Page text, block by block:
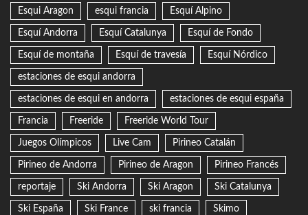
Esqui Aragon esqui francia Esquí Alpino
Esquí Andorra Esquí Catalunya Esquí de Fondo
Esquí de montaña Esquí de travesía Esquí Nórdico
estaciones de esqui andorra
estaciones de esqui en andorra estaciones de esqui españa
Francia Freeride Freeride World Tour
Juegos Olímpicos Live Cam Pirineo Catalán
Pirineo de Andorra Pirineo de Aragon Pirineo Francés
reportaje Ski Andorra Ski Aragon Ski Catalunya
Ski España Ski France ski francia Skimo